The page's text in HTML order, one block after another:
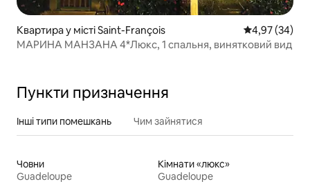
Квартира у місті Saint-François Середня
4,97 (34)
МАРИНА МАНЗАНА 4*Люкс, 1 спальня, винятковий вид
Пункти призначення
Інші типи помешкань Чим зайнятися
Човни
Guadeloupe
Кімнати «люкс»
Guadeloupe